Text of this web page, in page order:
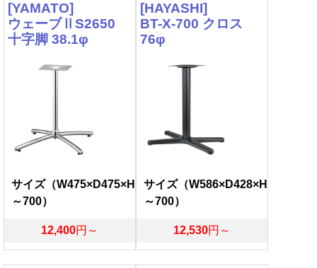
[YAMATO]
ウェーブⅡS2650
十字脚 38.1φ
サイズ（W475×D475×H
～700）
12,400円～
[HAYASHI]
BT-X-700 クロス
76φ
サイズ（W586×D428×H
～700）
12,530円～